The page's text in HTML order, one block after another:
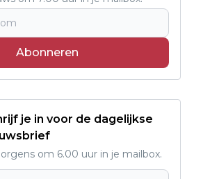
Abonneren
je in voor de dagelijkse
om 6.00 uur in je mailbox.